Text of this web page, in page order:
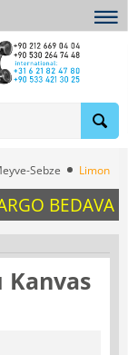
Sebze Limonlu
BEDAVA
Kanvas